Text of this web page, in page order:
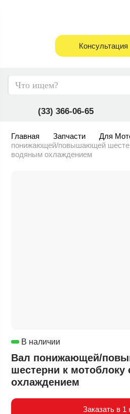
Консультация
(33) 366-06-65
Главная Запчасти Для
понижающей/повышающей
водяным охлаждением
В наличии
Вал понижающей/
шестерни к
охлаждением
Заказать в 1